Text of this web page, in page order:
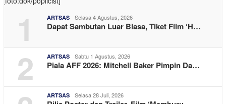
1 ARTSAS Selasa 4 Agustus, 2026
Dapat Sambutan Luar Biasa, Tiket Film ‘H…
2 ARTSAS Sabtu 1 Agustus, 2026
Piala AFF 2026: Mitchell Baker Pimpin Da…
ARTSAS Selasa 28 Juli, 2026